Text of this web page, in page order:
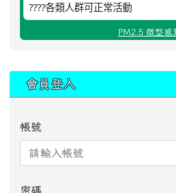
????各類人群可正常活動
PM2.5 微型感
會員登入
帳號
密碼